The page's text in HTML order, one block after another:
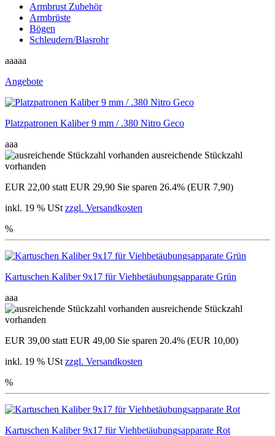
Armbrust Zubehör
Armbrüste
Bögen
Schleudern/Blasrohr
aaaaa
Angebote
Platzpatronen Kaliber 9 mm / .380 Nitro Geco
aaa
ausreichende Stückzahl
vorhanden
EUR 22,00 statt EUR 29,90 Sie sparen 26.4% (EUR 7,90)
inkl. 19 % USt zzgl. Versandkosten
%
Kartuschen Kaliber 9x17 für Viehbetäubungsapparate Grün
aaa
ausreichende Stückzahl
vorhanden
EUR 39,00 statt EUR 49,00 Sie sparen 20.4% (EUR 10,00)
inkl. 19 % USt zzgl. Versandkosten
%
Kartuschen Kaliber 9x17 für Viehbetäubungsapparate Rot